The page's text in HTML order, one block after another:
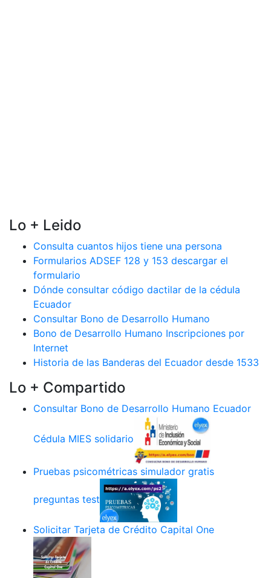
Lo + Leido
Consulta cuantos hijos tiene una persona
Formularios ADSEF 128 y 153 descargar el
formulario
Dónde consultar código dactilar de la cédula
Ecuador
Consultar Bono de Desarrollo Humano
Bono de Desarrollo Humano Inscripciones por
Internet
Historia de las Banderas del Ecuador desde 1533
Lo + Compartido
Consultar Bono de Desarrollo Humano Ecuador
Cédula MIES solidario
Pruebas psicométricas simulador gratis
preguntas test
Solicitar Tarjeta de Crédito Capital One